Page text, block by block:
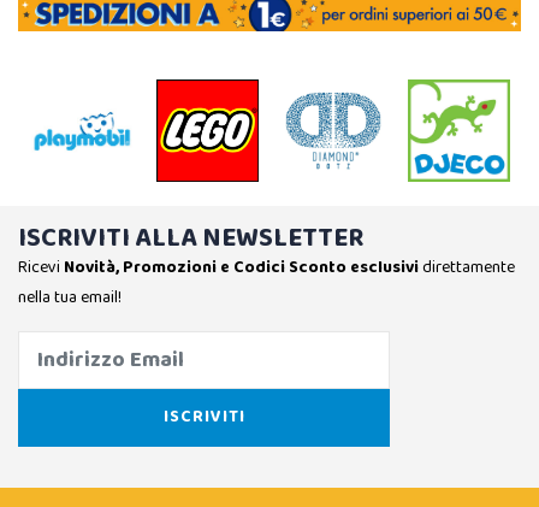
ISCRIVITI ALLA NEWSLETTER
Ricevi Novità, Promozioni e Codici Sconto esclusividirettamente
nella tua email!